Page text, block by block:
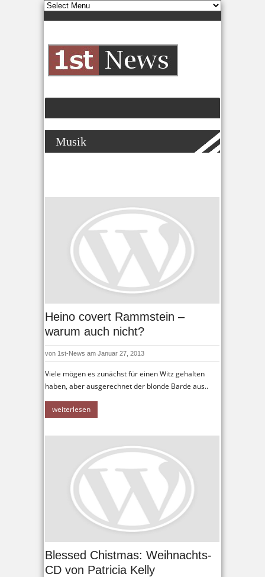
Musik
Heino covert Rammstein –
warum auch nicht?
von 1st-News am Januar 27, 2013
Viele mögen es zunächst für einen Witz gehalten
haben, aber ausgerechnet der blonde Barde aus..
weiterlesen
Blessed Chistmas: Weihnachts-
CD von Patricia Kelly